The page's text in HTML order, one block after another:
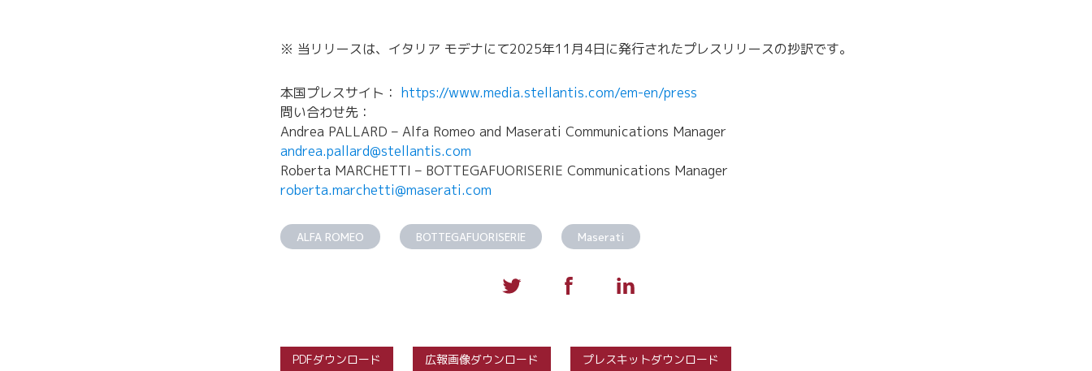
※ 当リリースは、イタリア モデナにて2025年11月4日に発行されたプレスリリースの抄訳です。
本国プレスサイト： https://www.media.stellantis.com/em-en/press
問い合わせ先：
Andrea PALLARD – Alfa Romeo and Maserati Communications Manager
andrea.pallard@stellantis.com
Roberta MARCHETTI – BOTTEGAFUORISERIE Communications Manager
roberta.marchetti@maserati.com
ALFA ROMEO BOTTEGAFUORISERIE Maserati
PDFダウンロード 広報画像ダウンロード プレスキットダウンロード